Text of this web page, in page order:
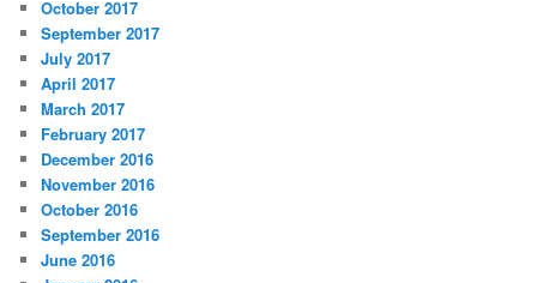
October 2017
September 2017
July 2017
April 2017
March 2017
February 2017
December 2016
November 2016
October 2016
September 2016
June 2016